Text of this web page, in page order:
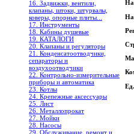
16. Задвижки, вентили,
клапаны, штоки, штурвалы,
коверы, опорные плиты...
17. Инструменты
18. Кабины душевые
19. КАТАЛОГИ
20. Клапаны и регуляторы
21. Конденсатоотводчики,
сепараторы и
воздухоотводчики
22. Контрольно-измерительные
приборы и автоматика
23. Котлы
24. Крепежные аксессуары
25. Лист
26. Металлопрокат
27. Мойки
28. Насосы
29. Обслуживание, ремонт и